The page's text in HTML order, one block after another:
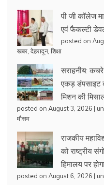
पी जी कॉलेज
एवं फैकल्टी
posted on
खबर देहरादून, शिक्षा
सराहनीय: कचरे
एकड़ डंपसाइट
मिशन की
posted on August 3, 2026 |
मौसम
राजकीय
को राष्ट्रीय
हिमालय पर
posted on August 6, 2026 |